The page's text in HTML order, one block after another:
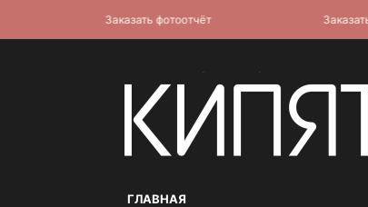
ГЛАВНАЯ
Заказать фотоотчёт Заказать